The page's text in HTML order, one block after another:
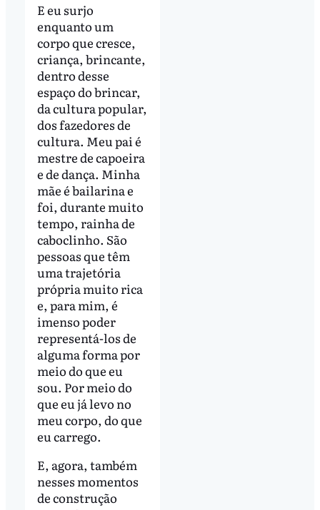
E eu surjo
enquanto um
corpo que cresce,
criança, brincante,
dentro desse
espaço do brincar,
da cultura popular,
dos fazedores de
cultura. Meu pai é
mestre de capoeira
e de dança. Minha
mãe é bailarina e
foi, durante muito
tempo, rainha de
caboclinho. São
pessoas que têm
uma trajetória
própria muito rica
e, para mim, é
imenso poder
representá-los de
alguma forma por
meio do que eu
sou. Por meio do
que eu já levo no
meu corpo, do que
eu carrego.
E, agora, também
nesses momentos
de construção